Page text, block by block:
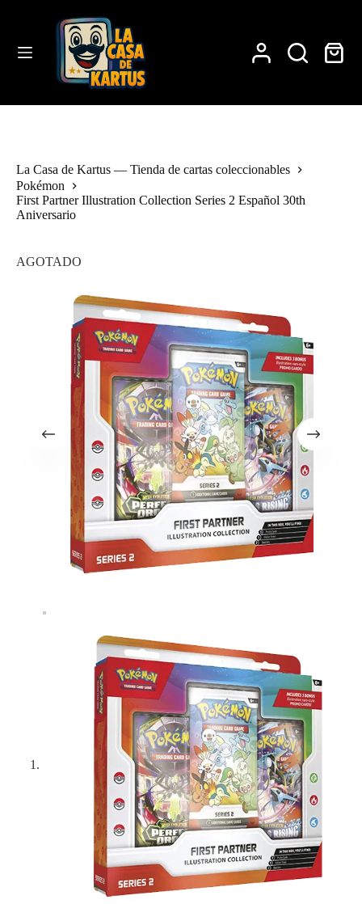
Carro
La Casa de Kartus — Tienda de cartas coleccionables
Pokémon
First Partner Illustration Collection Series 2 Español 30th
Aniversario
AGOTADO